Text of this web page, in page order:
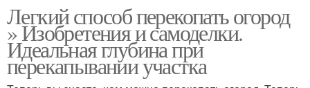
Легкий способ перекопать огород
» Изобретения и самоделки.
Идеальная глубина при
перекапывании участка